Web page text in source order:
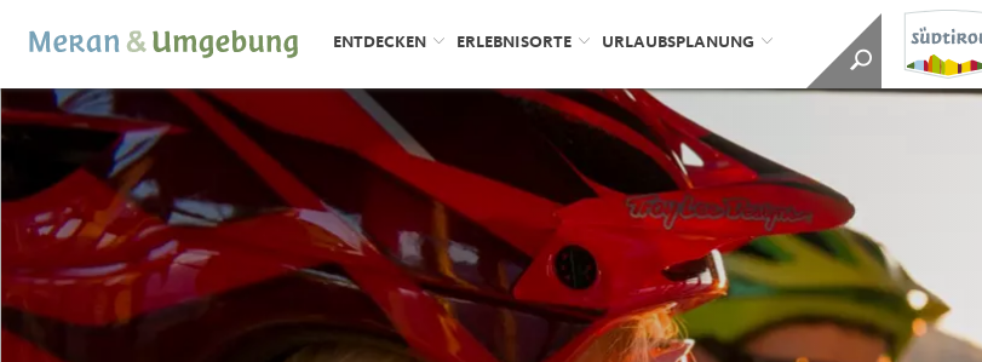
ENTDECKEN ERLEBNISORTE URLAUBSPLANUNG